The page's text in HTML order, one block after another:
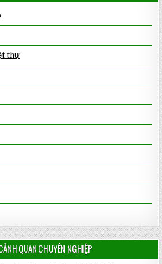
thự
QUAN CHUYÊN NGHIỆP